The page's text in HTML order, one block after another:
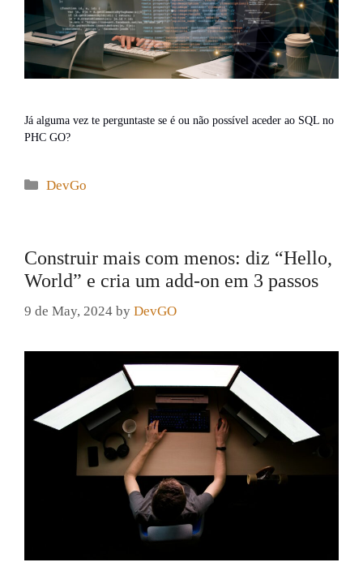
Já alguma vez te perguntaste se é ou não possível aceder ao SQL no
PHC GO?
Categories
DevGo
Construir mais com menos: diz “Hello,
World” e cria um add-on em 3 passos
9 de May, 2024 by DevGO